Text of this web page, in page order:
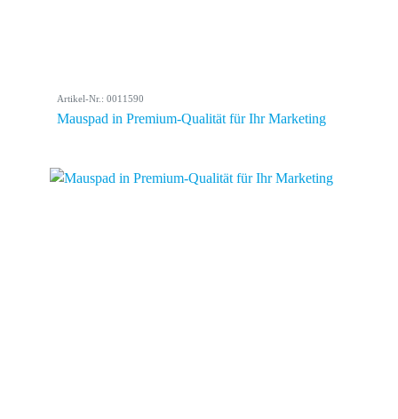
Artikel-Nr.: 0011590
Mauspad in Premium-Qualität für Ihr Marketing